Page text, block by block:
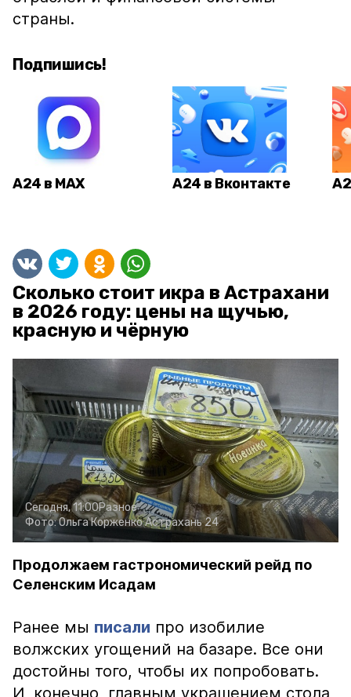
страны.
Подпишись!
А24 в MAX А24 в Вконтакте
Сколько стоит икра в Астрахани
в 2026 году: цены на щучью,
красную и чёрную
Сегодня, 11:00Разное
Фото:Ольга КорженкоАстрахань 24
Продолжаем гастрономический рейд по
Селенским Исадам
Ранее мы писали про изобилие
волжских угощений на базаре. Все они
достойны того, чтобы их попробовать.
И, конечно, главным украшением стола